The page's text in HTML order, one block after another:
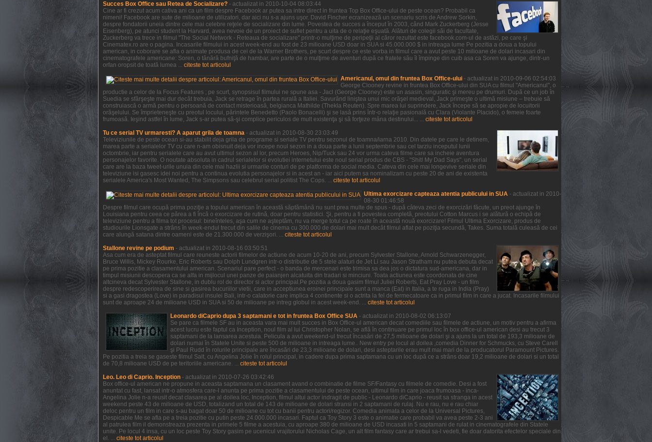
Succes Box Office sau Retea de Socializare? - actualizat in 2010-10-04 08:03:44
Cine ar fi crezut acum cativa ani ca un film despre Facebook ar putea sa intre direct in fruntea Top Box Office-ului de peste ocean? Probabil ca
nimeni! Facebook are sute de milioane de utilizatori, dar aici nu s-a ajuns uşor. David Fincher ecranizează un scenariu scris de Andrew Sorkin,
despre fondatorii uneia dintre cele mai celebre reţele de socializare din lume. Povestea de succes a început în 2003, când Mark Zuckerberg (Jesse
Eisenberg), pe atunci student la Harvard, avea nevoie de un proiect de suflet pentru a uita de o relaţie eşuată. Alături de colegii săi de facultate,
Zuckerberg va trece in filmul "The Social Network - Reteaua de socializare" printr-o mulţime de peripeţii al căror rezultat este facebook.com-ul de astăzi, pe care şi
Cinematex.ro are o pagina. Incasarile filmului in acest week-end au fost de 23 milioane USD doar in SUA si 45.000.000 $ in intreaga lume Pe pozitia a doua a topului
american, in coborare se afla o animate produsa de cei de la Warner Brothers, pe scurt despre ce este vorba in filmul care a avut peste 10 milioane de dolari incasari din
cinematografele americane: Soren, o tânără bufniţă de hambar, are parte de o mulţime de aventuri după ce fratele său îl împinge din cuib asa ca Soren va ajunge, dintr-un
orfan oropsit de toată lumea ... citeste tot articolul
Americanul, omul din fruntea Box Office-ului - actualizat in 2010-09-06 02:54:03
George Clooney revine in fruntea Box Office-ului din SUA cu filmul "Americanul", o
productie a celor de la Focus Features ; pe scurt, synopsisul filmului ne spune asa - Jacl (George Clooney) este un asasin, singuratic şi mereu pe drumuri. După ce un job în
Suedia se sfârşeşte mai dur decât trebuia, Jack se retrage în partea rurală a Italiei. Savurând liniştea unui mic orăşel medieval, Jack primeşte o ultimă misiune – trebuie să
construiască o armă pentru o persoană de contact misterioasă, belgianca Mathilde (Thekla Reuten). Spre marea lui suprindere, Jack începe să se apropie de locuitorii
orăşelului. Se împrieteneşte cu preotul locului, părintele Benedetto (Paolo Bonacelli) şi se lasă prins într-o relaţie pasională cu Clara (Violante Placido), o femeie foarte
frumoasă. Ieşind astfel în lume, Jack s-ar putea să-şi complice periculos de mult existenţa şi să forţeze mâna destinului... ... citeste tot articolul
Tu ce serial TV urmaresti? A aparut grila de toamna - actualizat in 2010-08-30 23:03:49
Televiziunile de peste ocean si-au stabilit deja grila de programe si seriale TV pentru sezonul de toamna/iarna 2010. Din datele pe care le detinem,
marea parte a serialelor TV cu care n-am obisnuit deja vor incepe noul sezon in a doua parte a lunii septembrie sau cel tarziu inceputul lunii
octombrie, iar pentru serialele care au avut ultimul sezon al lor, precum Heroes, Nip/Tuck sau 24 vor urma cateva filme care sa incheie aventura
personajelor favorite. O noutate absoluta in cadrul serialelor si evolutiei internetului este noul serial produs de CBS - "Shit! My Dad Says", un serial
care are la baza tweet-urile unuia din cele mai hazlii si urmarile conturi de pe platforma de social media. Cateva din cele mai longevive seriale din
televiziune isi gasesc idei noi pentru a continua evolutia personajelor si in acest an - iar aici putem sa nominalizam cu peste 20 de ani de existenta
serialele America's Most Wanted, The Simpsons sau celebrul serial politist The Cops. ... citeste tot articolul
Ultima exorcizare capteaza atentia publicului in SUA - actualizat in 2010-
08-30 01:46:58
Despre filmul care ocupă prima poziţie a topului american în această săptămână nu sunt prea multe de spus - după câteva zeci de exorcizări făcute, un preot ajunge în
Louisiana pentru ceea ce părea a fi încă o exorcizare de rutină, doar pentru statistici. Şi, pentru a fi povestea completă, preotului Cotton Marcus i se alătură o echipă de
televiziune pentru a filma tot procesul: bineînteles, aşa cum ne aşteptăm, nu va merge totul ca pe roate în această nouă exorcizare! Filmul Ultima Exorcizare, produs de
studiourile Lionsgate a strâns în week-endul trecut din salile de cinema cu 300.000 de dolari mai mult decât filmul aflat pe poziţia secundă, Takes. Suma totală culeasă de cei
care alungă satana dintre oameni este de 21.300.000 de verzişori. ... citeste tot articolul
Stallone revine pe podium - actualizat in 2010-08-16 03:50:51
Asa cum era de asteptat filmul care reuneste actorii filmelor de actiune de acum 10-20 de ani, precum Sylvester Stallone, Arnold Schwarzenegger,
Bruce Willis, Mickey Rourke, Eric Roberts sau Dolph Lundgren intr-o distributie de 5 stele alaturi de Jet Li sau Jason Stratham nu putea debuta decat
pe prima pozitie a clasamentului american. Scenariul pare perfect - o banda de mercenari este trimisa sa dea jos o dictatura sud-americana, dar in
timpul misiunii descopera ca se alfa in mijlocul unei panze de paianjen alcatuita din tradari si minciuni. Toata actiunea este coordonata de cine
altcineva decat Sylvester Stallone, in dublu rol de director si actor principal.Pe pozitia a doua gasim filmul Juliei Roberts, Eat Pray Love - un film
despre redescoperirea de sine si gasirea bucuriilor vietii, care in acceptiunea eroinei principale sunt a manca (Eat) in Italia, a te ruga in India (Pray)
si a gasi dragostea (Love) in paradisul insulei Bali, intr-o calatorie care implica 4 continente si o actrita la fel de fermecatoare ca in primul film in care a jucat. Incasarile filmului
sunt de aproape 24 de milioane USD in SUA si 50 de milioane pe intreg globul in acest week-end. ... citeste tot articolul
Leonardo diCaprio dupa 3 saptamani e tot in fruntea Box Office SUA - actualizat in 2010-08-02 06:13:07
Se pare ca filmele SF au in aceasta vara mai mult succes in Box Office-ul american decat comediile sau filmele de actiune, un motiv pentru a afirma
acest lucru este faptul ca Inception, noul film al lui Christopher Nolan, se află în continuare pe primul loc în box office-ul american desi au trecut 3
saptamani de la lansarea acestuia. Pelicula a avut weekend-ul trecut încasări de 27,5 milioane de dolari şi a ajuns la un total de 193,3 milioane de
dolari numai în Statele Unite si peste 500 de milioane in intreaga lume.. New entry pe locul al doilea ,comedia Dinner for Schmucks, cu Steve Carell
şi Paul Rudd în rolurile principale are încasări de 23,3 milioane de dolari, desi asteptarile erau mult mai mari de la producatorul Paramount Pictures.
Pe pozitia a treia se gaseste filmul Salt, cu Angelina Jolie în rolul principal, in cadere dupa prima saptamana cu un loc după ce a strâns doar 19,2 milioane de dolari si un total
de 70,8 milioane USD de pe teritoriile americane. ... citeste tot articolul
Leo. Leo di Caprio. Inception - actualizat in 2010-07-26 03:42:46
Box office-ul american ne propune in aceasta saptamana un clasament avand o combinatie de filme SF/Fantasy cu filmele de comedie. Desi a fost
anuntat cu fast, lansat intr-o atmosfera care-l anunta pe prima pozitie a clasamentului de peste ocean, ultimul film in care joaca frumoasa - inca-
Angelina Jolie n-a reusit decat clasarea pe al doilea loc, Inception, filmul altui actor indragit de public - Leonardo diCaprio - reusit sa stranga in acest
weekend peste 43 de milioane de USD, totalizand un total de 143 de milioane de dolari stransi in 2 saptamani de rulaj. Nu e rau, nu e rau chiar
deloc pentru un film in care s-au bagat doar 50 de milioane cu tot cu banii pentru actori/regizor. Comedia animata a celor de la Universal Pictures,
Despicable Me se afla pe a treia pozitie cu putin peste 24.000.000 incasari. Faptul ca Toy Story 3 este o animatie care probabil va avea peste 2-3 ani
al patrulea film il demonstreaza prezenta in primele 5 filme a acestuia, cu aproape 380 de milioane de USD incasati in 5 saptamani de rulat in cinematografele din Statele
unite. Pe locul 4 insa, cu un loc peste Toy Story gasim pe ucenicul vrajitorului Nicholas Cage, un alt film fantasy care ar trebui sa-l vedeti, fie doar datorita efectelor speciale din
el. ... citeste tot articolul